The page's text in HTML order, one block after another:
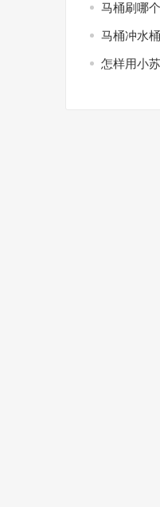
马桶刷哪
马桶冲水
怎样用小